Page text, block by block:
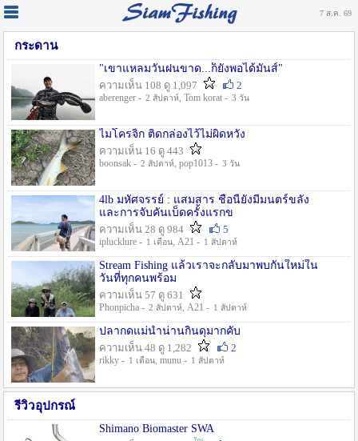
7 ส.ค. 69
กระดาน
"เขาแหลมวันฝนขาด...ก็ยังพอได้มันส์"
ความเห็น 108 ดู 1,097
2
aberenger - 2 สัปดาห์, Tom korat - 3 วัน
ไมโครจิ้ก ติดกล่องไว้ไม่ผิดหวัง
ความเห็น 16 ดู 443
boonsak - 2 สัปดาห์, pop1013 - 3 วัน
4lb มหัศจรรย์ : แสมสาร ชื่อนี้ยังมีมนตร์ขลัง
และการจับคันเบ็ดครั้งแรกข
ความเห็น 28 ดู 984
5
iplucklure - 1 เดือน, A21 - 1 สัปดาห์
Stream Fishing แล้วเราจะกลับมาพบกันใหม่ใน
วันที่ทุกคนพร้อม
ความเห็น 57 ดู 631
Phonpicha - 2 สัปดาห์, A21 - 1 สัปดาห์
ปลากดแม่น้ำน่านกินดุมากคับ
ความเห็น 48 ดู 1,282
2
rikky - 1 เดือน, munu - 1 สัปดาห์
รีวิวอุปกรณ์
Shimano Biomaster SWA